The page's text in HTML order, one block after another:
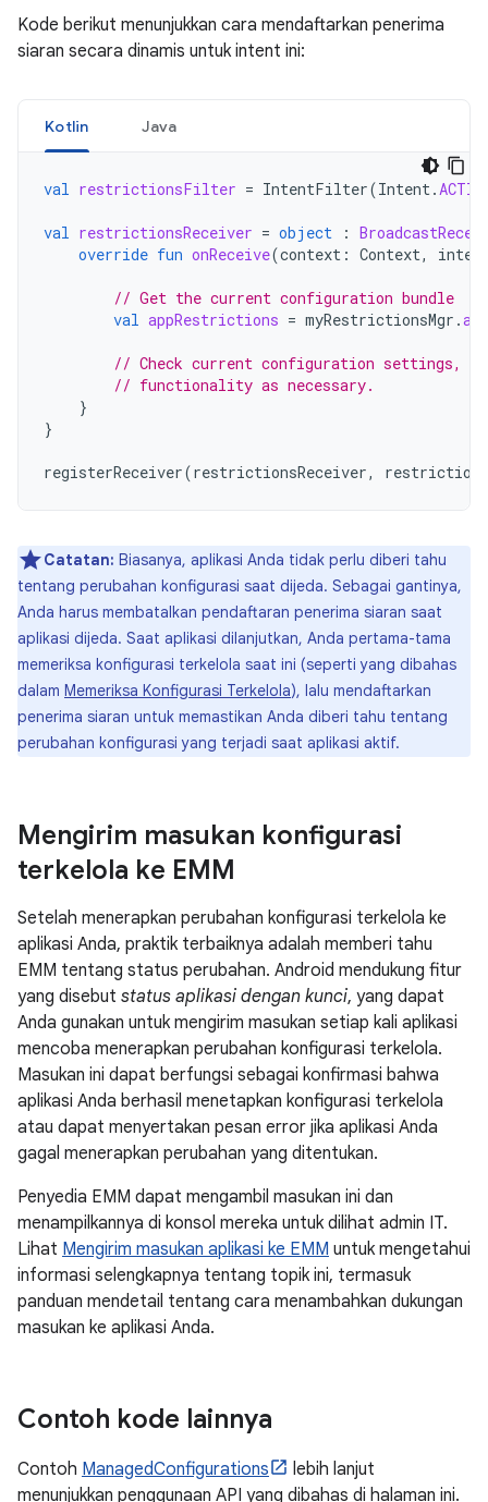
Kode berikut menunjukkan cara mendaftarkan penerima
siaran secara dinamis untuk intent ini:
Kotlin Java
val restrictionsFilter = IntentFilter(Intent.
val restrictionsReceiver = object :
override fun onReceive(context : Context,
// Get the current configuration bundle
val appRestrictions = myRestrictionsMgr .
// Check current configuration settings,
// functionality as necessary.
}
}
registerReceiver(restrictionsReceiver,
Catatan: Biasanya, aplikasi Anda tidak perlu diberi tahu
tentang perubahan konfigurasi saat dijeda. Sebagai gantinya,
Anda harus membatalkan pendaftaran penerima siaran saat
aplikasi dijeda. Saat aplikasi dilanjutkan, Anda pertama-tama
memeriksa konfigurasi terkelola saat ini (seperti yang dibahas
dalam Memeriksa Konfigurasi Terkelola), lalu mendaftarkan
penerima siaran untuk memastikan Anda diberi tahu tentang
perubahan konfigurasi yang terjadi saat aplikasi aktif.
Mengirim masukan konfigurasi
terkelola ke EMM
Setelah menerapkan perubahan konfigurasi terkelola ke
aplikasi Anda, praktik terbaiknya adalah memberi tahu
EMM tentang status perubahan. Android mendukung fitur
yang disebut status aplikasi dengan kunci, yang dapat
Anda gunakan untuk mengirim masukan setiap kali aplikasi
mencoba menerapkan perubahan konfigurasi terkelola.
Masukan ini dapat berfungsi sebagai konfirmasi bahwa
aplikasi Anda berhasil menetapkan konfigurasi terkelola
atau dapat menyertakan pesan error jika aplikasi Anda
gagal menerapkan perubahan yang ditentukan.
Penyedia EMM dapat mengambil masukan ini dan
menampilkannya di konsol mereka untuk dilihat admin IT.
Lihat Mengirim masukan aplikasi ke EMM untuk mengetahui
informasi selengkapnya tentang topik ini, termasuk
panduan mendetail tentang cara menambahkan dukungan
masukan ke aplikasi Anda.
Contoh kode lainnya
Contoh ManagedConfigurations
lebih lanjut
menunjukkan penggunaan API yang dibahas di halaman ini.